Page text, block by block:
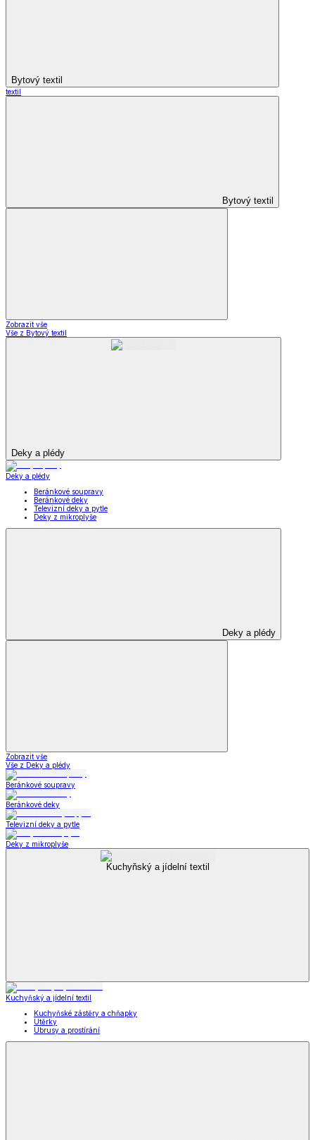
Bytový textil
textil
Bytový textil
Zobrazit vše
Vše z Bytový textil
Deky a plédy
Deky a plédy
Beránkové soupravy
Beránkové deky
Televizní deky a pytle
Deky z mikroplyše
Deky a plédy
Zobrazit vše
Vše z Deky a plédy
Beránkové soupravy
Beránkové deky
Televizní deky a pytle
Deky z mikroplyše
Kuchyňský a jídelní textil
Kuchyňský a jídelní textil
Kuchyňské zástěry a chňapky
Utěrky
Ubrusy a prostírání